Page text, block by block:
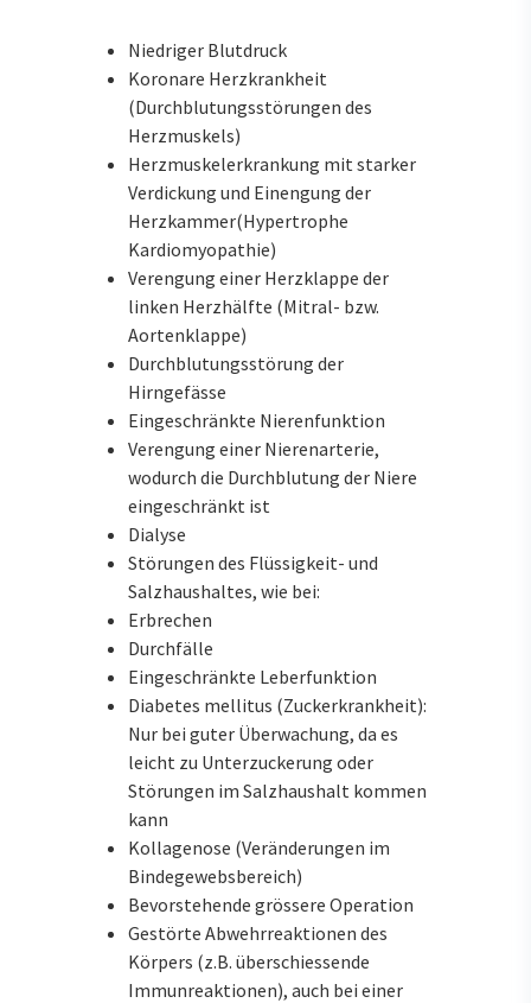
Niedriger Blutdruck
Koronare Herzkrankheit
(Durchblutungsstörungen des
Herzmuskels)
Herzmuskelerkrankung mit starker
Verdickung und Einengung der
Herzkammer(Hypertrophe
Kardiomyopathie)
Verengung einer Herzklappe der
linken Herzhälfte (Mitral- bzw.
Aortenklappe)
Durchblutungsstörung der
Hirngefässe
Eingeschränkte Nierenfunktion
Verengung einer Nierenarterie,
wodurch die Durchblutung der Niere
eingeschränkt ist
Dialyse
Störungen des Flüssigkeit- und
Salzhaushaltes, wie bei:
Erbrechen
Durchfälle
Eingeschränkte Leberfunktion
Diabetes mellitus (Zuckerkrankheit):
Nur bei guter Überwachung, da es
leicht zu Unterzuckerung oder
Störungen im Salzhaushalt kommen
kann
Kollagenose (Veränderungen im
Bindegewebsbereich)
Bevorstehende grössere Operation
Gestörte Abwehrreaktionen des
Körpers (z.B. überschiessende
Immunreaktionen), auch bei einer